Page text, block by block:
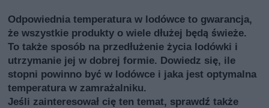
Odpowiednia temperatura w lodówce to gwarancja,
że wszystkie produkty o wiele dłużej będą świeże.
To także sposób na przedłużenie życia lodówki i
utrzymanie jej w dobrej formie. Dowiedz się, ile
stopni powinno być w lodówce i jaka jest optymalna
temperatura w zamrażalniku.
Jeśli zainteresował cię ten temat, sprawdź także